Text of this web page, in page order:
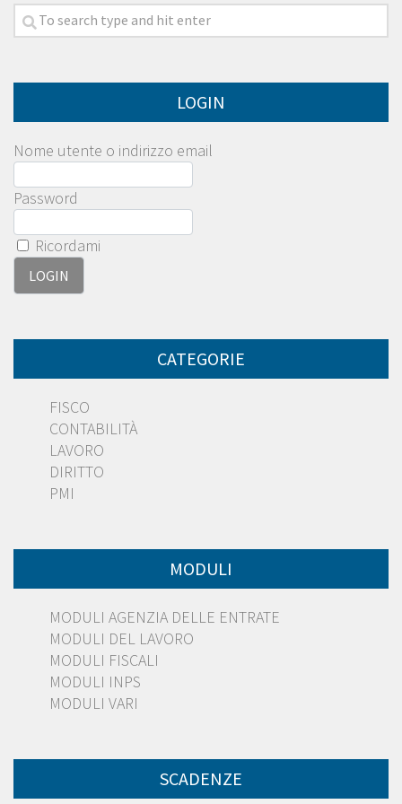
LOGIN
Nome utente o indirizzo email
Password
Ricordami
CATEGORIE
FISCO
CONTABILITÀ
LAVORO
DIRITTO
PMI
MODULI
MODULI AGENZIA DELLE ENTRATE
MODULI DEL LAVORO
MODULI FISCALI
MODULI INPS
MODULI VARI
SCADENZE